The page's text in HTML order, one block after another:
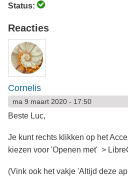
Status:
Reacties
Cornelis
ma 9 maart 2020 - 17:50
Beste Luc,
Je kunt rechts klikken op het
kiezen voor 'Openen met' >
(Vink ook het vakje 'Altijd deze